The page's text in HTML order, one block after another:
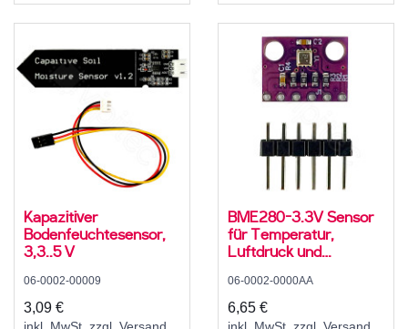
Kapazitiver
Bodenfeuchtesensor,
3,3..5 V
06-0002-00009
3,09 €
BME280-3.3V Sensor
für Temperatur,
Luftdruck und
SPI
06-0002-0000AA
6,65 €